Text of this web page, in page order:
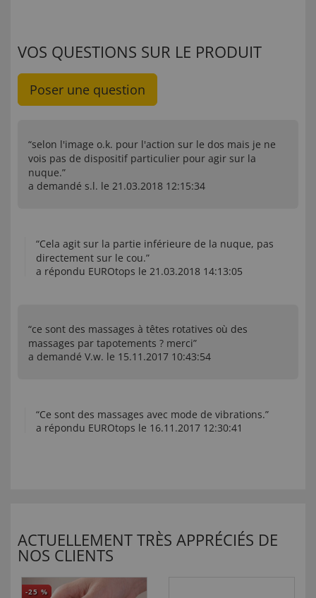
VOS QUESTIONS SUR LE PRODUIT
Poser une question
“selon l'image o.k. pour l'action sur le dos mais je ne
vois pas de dispositif particulier pour agir sur la
nuque.”
a demandé s.l. le 21.03.2018 12:15:34
“Cela agit sur la partie inférieure de la nuque, pas
directement sur le cou.”
a répondu EUROtops le 21.03.2018 14:13:05
“ce sont des massages à têtes rotatives où des
massages par tapotements ? merci”
a demandé V.w. le 15.11.2017 10:43:54
“Ce sont des massages avec mode de vibrations.”
a répondu EUROtops le 16.11.2017 12:30:41
ACTUELLEMENT TRÈS APPRÉCIÉS DE
NOS CLIENTS
-25 %